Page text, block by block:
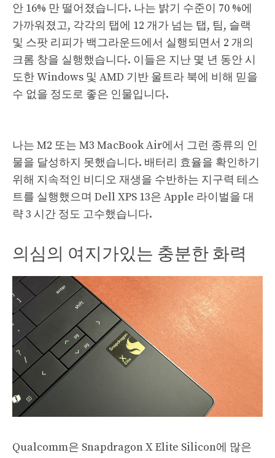
안 16% 만 떨어졌습니다. 나는 밝기 수준이 70 %에
가까워졌고, 각각의 탭에 12 개가 넘는 탭, 팀, 슬랙
및 스팟 리피가 백그라운드에서 실행되면서 2 개의
크롬 창을 실행했습니다. 이들은 지난 몇 년 동안 시
도한 Windows 및 AMD 기반 울트라 북에 비해 믿을
수 없을 정도로 좋은 인물입니다.
나는 M2 또는 M3 MacBook Air에서 그런 종류의 인
물을 달성하지 못했습니다. 배터리 효율을 확인하기
위해 지속적인 비디오 재생을 수반하는 지구력 테스
트를 실행했으며 Dell XPS 13은 Apple 라이벌을 대
략 3 시간 정도 고수했습니다.
의심의 여지가있는 충분한 화력
Qualcomm은 Snapdragon X Elite Silicon에 많은